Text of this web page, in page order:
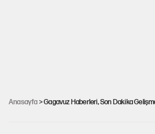
Anasayfa > Gagavuz Haberleri, Son Dakika
biliniyor